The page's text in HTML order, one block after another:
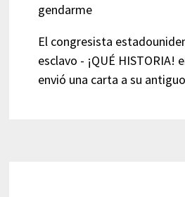
gendarme
El congresista
esclavo - ¡QUÉ HISTORIA!
envió una carta a su